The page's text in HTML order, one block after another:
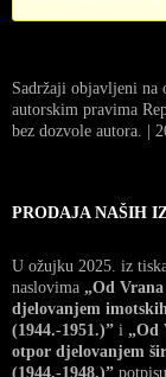
Sadržaji objavljeni na
autorskim pravima
bez dozvole autora. |
PRODAJA NAŠIH
U ožujku 2025. iz
naslovima „Od
djelovanjem
(1944.-1951.)” i „Od
otpor djelovanjem
(1944.-1948.)”